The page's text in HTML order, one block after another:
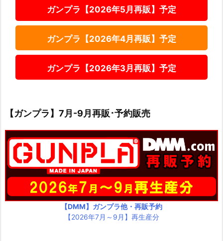
ガンプラ【2026年5月再販】予定
ガンプラ【2026年4月再販】予定
ガンプラ【2026年3月再販】予定
【ガンプラ】7月-9月再販･予約販売
【DMM】ガンプラ他・再販予約
【2026年7月～9月】再生産分